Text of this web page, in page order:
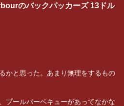
のバックパッカーズ 13ドル
かと思った。あまり無理をするもの
プールバーベキューがあってなかな